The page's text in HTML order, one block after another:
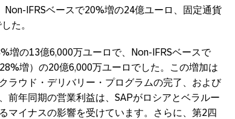
IFRSベースで20%増の24億ユーロ、固定通貨
た。
増の13億6,000万ユーロで、Non-IFRSベースで
増）の20億6,000万ユーロでした。この増加は
ラウド・デリバリー・プログラムの完了、および
前年同期の営業利益は、SAPがロシアとベラルー
マイナスの影響を受けています。さらに、第2四